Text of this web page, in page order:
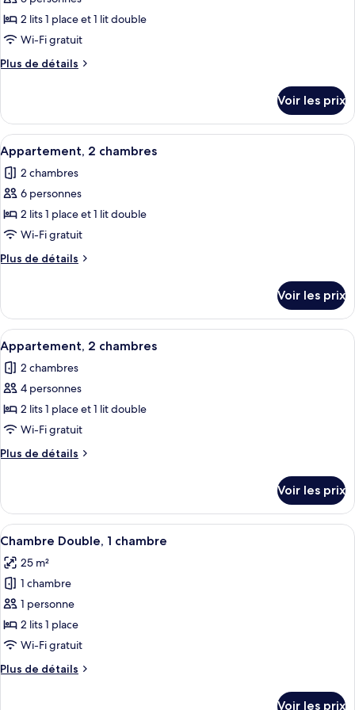
pour
ce
type
de
Appartement,
chambres
2 lits 1 place et 1 lit double
Wi-Fi gratuit
Plus de détails
Plus
le
type
de
chambre
Appartement,
2
Voir les prix
Afficher
toutes
les
photos
pour
ce
type
de
Appartement,
chambres
Une cuisine moderne avec des
8
Appartement, 2 chambres
2 chambres
6 personnes
2 lits 1 place et 1 lit double
Wi-Fi gratuit
Plus de détails
Plus
le
type
de
chambre
Appartement,
2
Voir les prix
Afficher
toutes
les
photos
pour
ce
type
de
Appartement,
chambres
Une cuisine moderne avec des
8
Appartement, 2 chambres
2 chambres
4 personnes
2 lits 1 place et 1 lit double
Wi-Fi gratuit
Plus de détails
Plus
le
type
de
Appartement,
2
chambres
Voir les prix
Afficher
toutes
les
photos
pour
ce
type
chambre :
Un lit double avec deux tables de
3
Chambre Double, 1 chambre
25 m²
1 chambre
1 personne
2 lits 1 place
Wi-Fi gratuit
Plus de détails
Plus
Voir les prix